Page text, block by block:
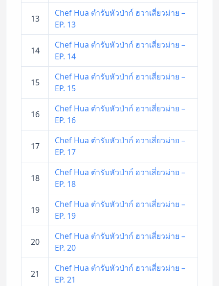
13
Chef Hua ตำรับหัวป่าก์ ฮวาเสี่ยวม่าย –
EP. 13
14
Chef Hua ตำรับหัวป่าก์ ฮวาเสี่ยวม่าย –
EP. 14
15
Chef Hua ตำรับหัวป่าก์ ฮวาเสี่ยวม่าย –
EP. 15
16
Chef Hua ตำรับหัวป่าก์ ฮวาเสี่ยวม่าย –
EP. 16
17
Chef Hua ตำรับหัวป่าก์ ฮวาเสี่ยวม่าย –
EP. 17
18
Chef Hua ตำรับหัวป่าก์ ฮวาเสี่ยวม่าย –
EP. 18
19
Chef Hua ตำรับหัวป่าก์ ฮวาเสี่ยวม่าย –
EP. 19
20
Chef Hua ตำรับหัวป่าก์ ฮวาเสี่ยวม่าย –
EP. 20
21
Chef Hua ตำรับหัวป่าก์ ฮวาเสี่ยวม่าย –
EP. 21